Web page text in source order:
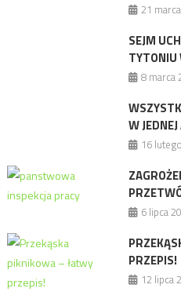
21
SEJM
TYTONIU
8 marca
W
16
6 lipca
PRZEPIS!
12 lipca